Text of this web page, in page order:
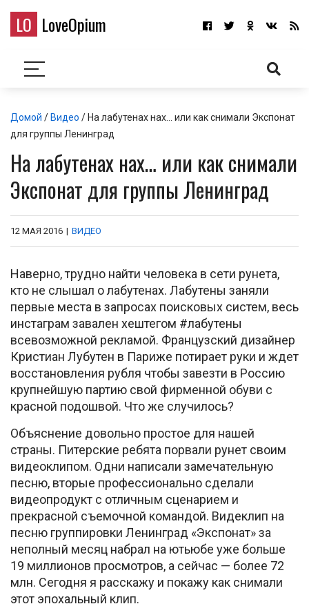
LO LoveOpium
Домой / Видео / На лабутенах нах… или как снимали Экспонат
для группы Ленинград
На лабутенах нах… или как снимали
Экспонат для группы Ленинград
12 МАЯ 2016 | ВИДЕО
Наверно, трудно найти человека в сети рунета,
кто не слышал о лабутенах. Лабутены заняли
первые места в запросах поисковых систем, весь
инстаграм завален хештегом #лабутены
всевозможной рекламой. Французский дизайнер
Кристиан Лубутен в Париже потирает руки и ждет
восстановления рубля чтобы завезти в Россию
крупнейшую партию свой фирменной обуви с
красной подошвой. Что же случилось?
Объяснение довольно простое для нашей
страны. Питерские ребята порвали рунет своим
видеоклипом. Одни написали замечательную
песню, вторые профессионально сделали
видеопродукт с отличным сценарием и
прекрасной съемочной командой. Видеклип на
песню группировки Ленинград «Экспонат» за
неполный месяц набрал на ютьюбе уже больше
19 миллионов просмотров, а сейчас — более 72
млн. Сегодня я расскажу и покажу как снимали
этот эпохальный клип.